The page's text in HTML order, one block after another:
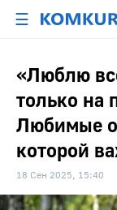
☰
«Люблю
только на
Любимые
которой
18 Сен 2025, 15:40